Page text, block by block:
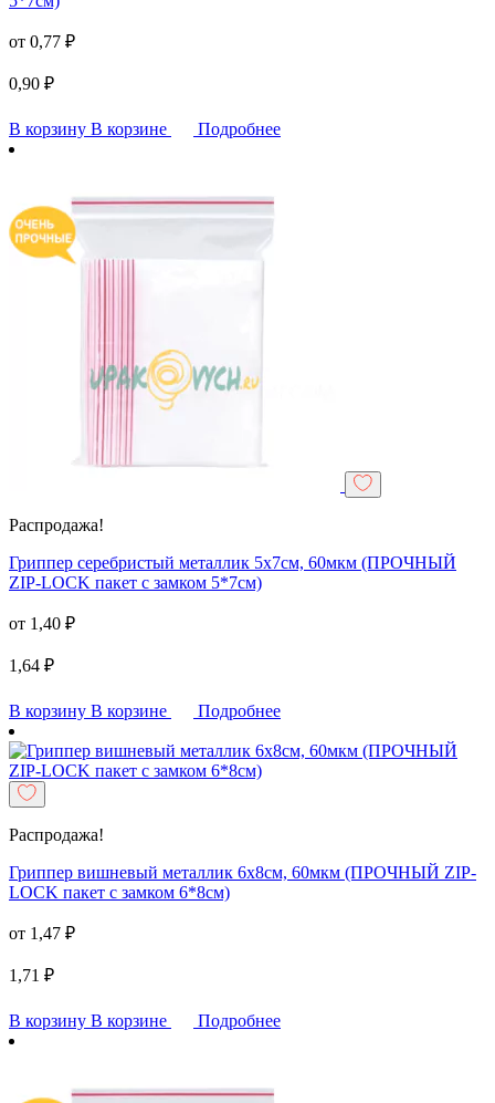
от 0,77 ₽
0,90 ₽
В корзину В корзине Подробнее
Распродажа!
Гриппер серебристый металлик 5х7см, 60мкм (ПРОЧНЫЙ
ZIP-LOCK пакет с замком 5*7см)
от 1,40 ₽
1,64 ₽
В корзину В корзине Подробнее
Распродажа!
Гриппер вишневый металлик 6х8см, 60мкм (ПРОЧНЫЙ ZIP-
LOCK пакет с замком 6*8см)
от 1,47 ₽
1,71 ₽
В корзину В корзине Подробнее